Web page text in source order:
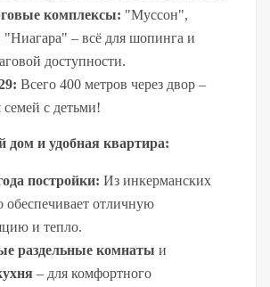
комплексы: "Муссон",
– всё для шопинга и
доступности.
Всего 400 метров через двор –
семей с детьми!
дом и удобная квартира:
постройки: Из инкерманских
обеспечивает отличную
и тепло.
раздельные комнаты и
– для комфортного